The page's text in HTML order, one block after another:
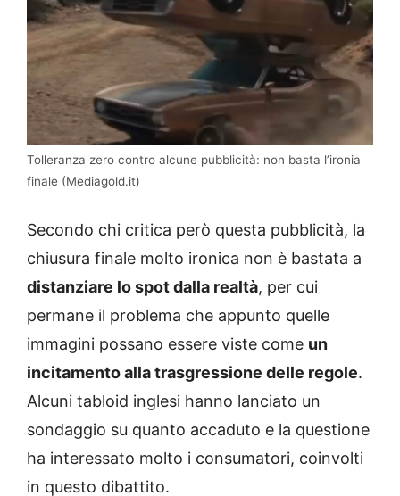
Tolleranza zero contro alcune pubblicità: non basta l’ironia
finale (Mediagold.it)
Secondo chi critica però questa pubblicità, la
chiusura finale molto ironica non è bastata a
distanziare lo spot dalla realtà, per cui
permane il problema che appunto quelle
immagini possano essere viste come un
incitamento alla trasgressione delle regole.
Alcuni tabloid inglesi hanno lanciato un
sondaggio su quanto accaduto e la questione
ha interessato molto i consumatori, coinvolti
in questo dibattito.